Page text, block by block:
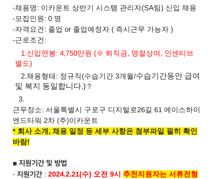
-채용명: 이카운트 상반기 시스템 관리자(SA팀) 신입 채용
-모집인원: 0 명
-자격요건: 졸업 or 졸업예정자 ( 즉시근무 가능자 )
-근로조건:
1.신입연봉: 4,750만원 (※ 퇴직금, 명절상여, 인센티브
별도)
2.채용형태: 정규직(수습기간 3개월/수습기간동안 급여
및 복지 동일합니다.)？
3.
근무장소: 서울특별시 구로구 디지털로26길 61 에이스하이
엔드타워 2차 (주)이카운트
* 회사 소개, 채용 일정 등 세부 사항은 첨부파일 필히 확인
바람!
■지원기간 및 방법
-지원기간 :2024.2.21(수) 오전 9시 추천지원자는 서류전형